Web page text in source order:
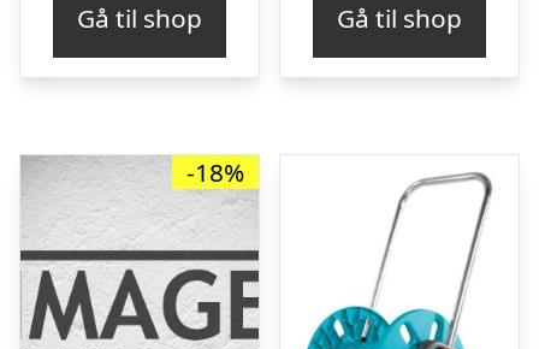
kr. 1.723,75.kr. 1.416,78.
Gå til shop Gå til shop
-18%